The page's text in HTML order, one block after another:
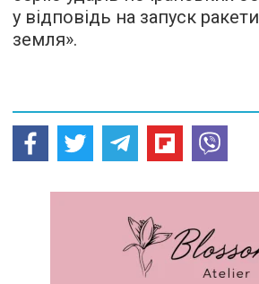
у відповідь на запуск
земля».